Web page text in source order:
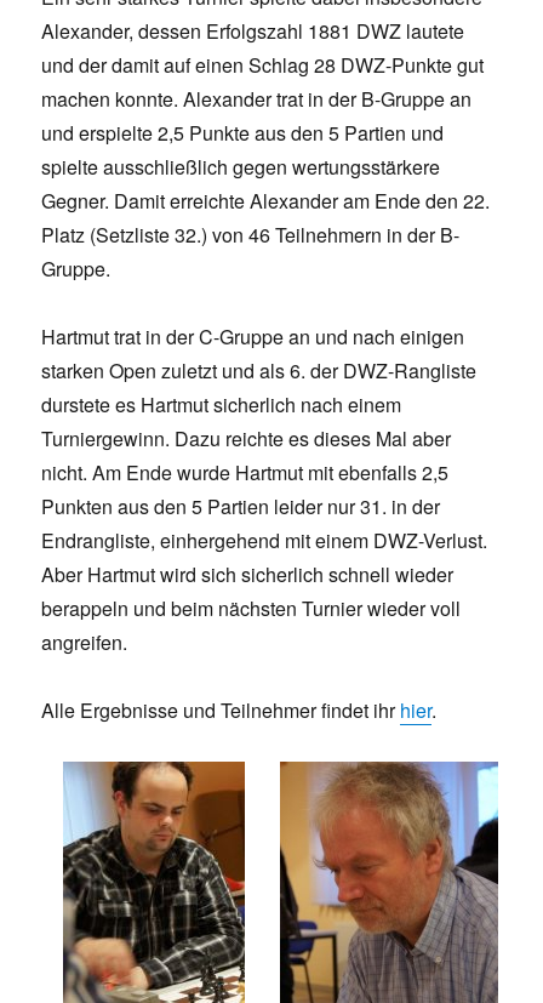
Alexander, dessen Erfolgszahl 1881 DWZ lautete
und der damit auf einen Schlag 28 DWZ-Punkte gut
machen konnte. Alexander trat in der B-Gruppe an
und erspielte 2,5 Punkte aus den 5 Partien und
spielte ausschließlich gegen wertungsstärkere
Gegner. Damit erreichte Alexander am Ende den 22.
Platz (Setzliste 32.) von 46 Teilnehmern in der B-
Gruppe.
Hartmut trat in der C-Gruppe an und nach einigen
starken Open zuletzt und als 6. der DWZ-Rangliste
durstete es Hartmut sicherlich nach einem
Turniergewinn. Dazu reichte es dieses Mal aber
nicht. Am Ende wurde Hartmut mit ebenfalls 2,5
Punkten aus den 5 Partien leider nur 31. in der
Endrangliste, einhergehend mit einem DWZ-Verlust.
Aber Hartmut wird sich sicherlich schnell wieder
berappeln und beim nächsten Turnier wieder voll
angreifen.
Alle Ergebnisse und Teilnehmer findet ihrhier.